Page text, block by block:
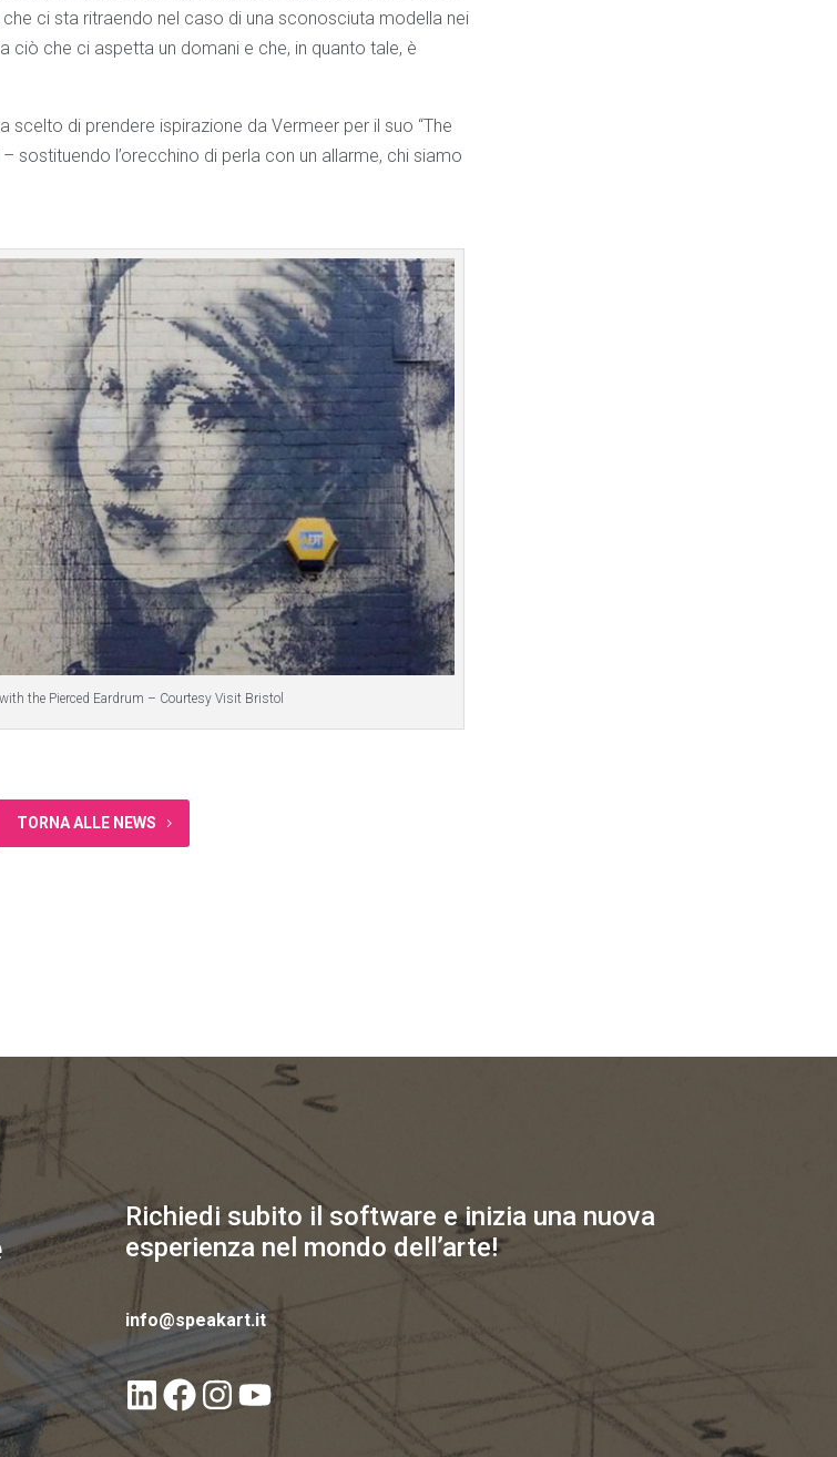
ci sta ritraendo nel caso di una sconosciuta modella nei
che ci aspetta un domani e che, in quanto tale, è
scelto di prendere ispirazione da Vermeer per il suo “The
sostituendo l’orecchino di perla con un allarme, chi siamo
the Pierced Eardrum – Courtesy Visit Bristol
TORNA ALLE NEWS
Richiedi subito il software e inizia una nuova
esperienza nel mondo dell’arte!
info@speakart.it